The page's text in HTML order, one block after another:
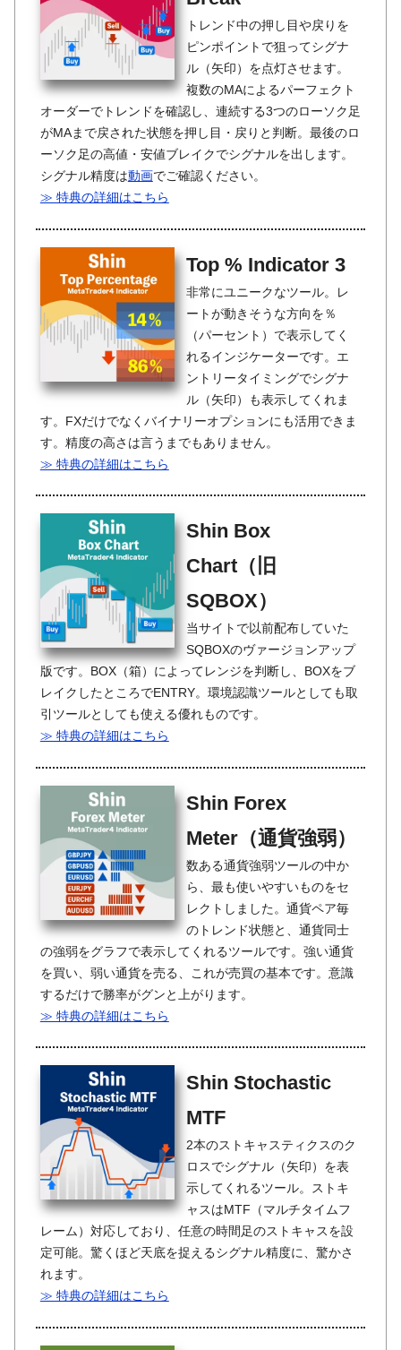
トレンド中の押し目や戻りを
ピンポイントで狙ってシグナ
ル（矢印）を点灯させます。
複数のMAによるパーフェクト
オーダーでトレンドを確認し、連続する3つのローソク足
がMAまで戻された状態を押し目・戻りと判断。最後のロ
ーソク足の高値・安値ブレイクでシグナルを出します。
シグナル精度は動画でご確認ください。
≫ 特典の詳細はこちら
Top % Indicator 3
非常にユニークなツール。レ
ートが動きそうな方向を％
（パーセント）で表示してく
れるインジケーターです。エ
ントリータイミングでシグナ
ル（矢印）も表示してくれま
す。FXだけでなくバイナリーオプションにも活用できま
す。精度の高さは言うまでもありません。
≫ 特典の詳細はこちら
Shin Box
Chart（旧
SQBOX）
当サイトで以前配布していた
SQBOXのヴァージョンアップ
版です。BOX（箱）によってレンジを判断し、BOXをブ
レイクしたところでENTRY。環境認識ツールとしても取
引ツールとしても使える優れものです。
≫ 特典の詳細はこちら
Shin Forex
Meter（通貨強弱）
数ある通貨強弱ツールの中か
ら、最も使いやすいものをセ
レクトしました。通貨ペア毎
のトレンド状態と、通貨同士
の強弱をグラフで表示してくれるツールです。強い通貨
を買い、弱い通貨を売る、これが売買の基本です。意識
するだけで勝率がグンと上がります。
≫ 特典の詳細はこちら
Shin Stochastic
MTF
2本のストキャスティクスのク
ロスでシグナル（矢印）を表
示してくれるツール。ストキ
ャスはMTF（マルチタイムフ
レーム）対応しており、任意の時間足のストキャスを設
定可能。驚くほど天底を捉えるシグナル精度に、驚かさ
れます。
≫ 特典の詳細はこちら